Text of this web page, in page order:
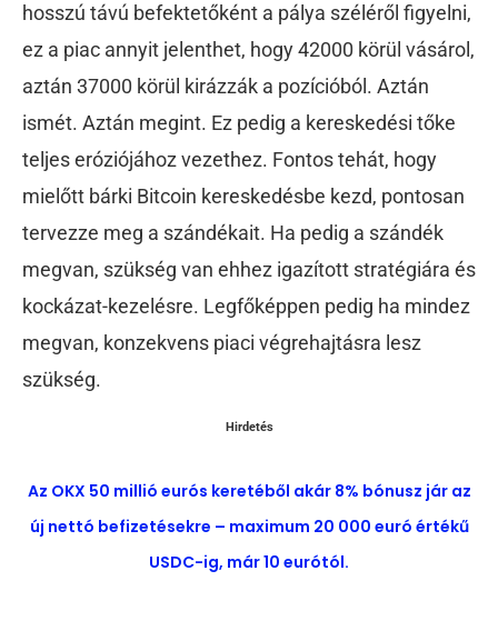
hosszú távú befektetőként a pálya széléről figyelni,
ez a piac annyit jelenthet, hogy 42000 körül vásárol,
aztán 37000 körül kirázzák a pozícióból. Aztán
ismét. Aztán megint. Ez pedig a kereskedési tőke
teljes eróziójához vezethez. Fontos tehát, hogy
mielőtt bárki Bitcoin kereskedésbe kezd, pontosan
tervezze meg a szándékait. Ha pedig a szándék
megvan, szükség van ehhez igazított stratégiára és
kockázat-kezelésre. Legfőképpen pedig ha mindez
megvan, konzekvens piaci végrehajtásra lesz
szükség.
Hirdetés
Az OKX 50 millió eurós keretéből akár 8% bónusz jár az
új nettó befizetésekre – maximum 20 000 euró értékű
USDC-ig, már 10 eurótól.